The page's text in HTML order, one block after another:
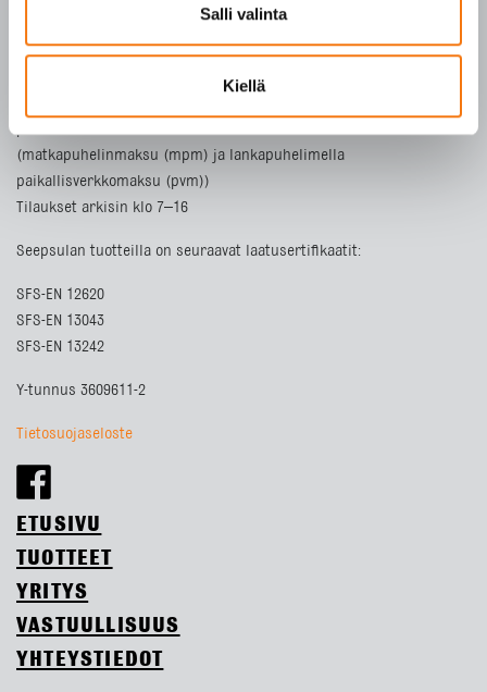
Salli valinta
Kiellä
(matkapuhelinmaksu (mpm) ja lankapuhelimella
paikallisverkkomaksu (pvm))
Tilaukset arkisin klo 7–16
Seepsulan tuotteilla on seuraavat laatusertifikaatit:
SFS-EN 12620
SFS-EN 13043
SFS-EN 13242
Y-tunnus 3609611-2
Tietosuojaseloste
ETUSIVU
TUOTTEET
YRITYS
VASTUULLISUUS
YHTEYSTIEDOT